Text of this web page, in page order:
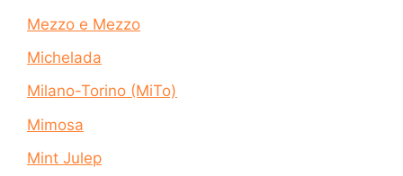
Mezzo e Mezzo
Michelada
Milano-Torino (MiTo)
Mimosa
Mint Julep